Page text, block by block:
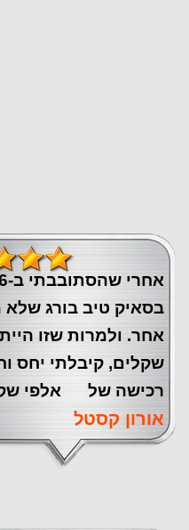
בסאיק טיב בורג
שקלים, קיבלתי יחס
רכישה של אלפי
אורון קסטל